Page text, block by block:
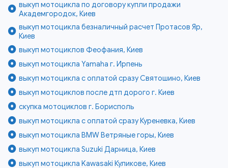
выкуп мотоцикла по договору купли продажи
Академгородок, Киев
выкуп мотоцикла безналичный расчет Протасов Яр,
Киев
выкуп мотоциклов Феофания, Киев
выкуп мотоцикла Yamaha г. Ирпень
выкуп мотоцикла с оплатой сразу Святошино, Киев
выкуп мотоциклов после дтп дорого г. Киев
скупка мотоциклов г. Борисполь
выкуп мотоцикла с оплатой сразу Куреневка, Киев
выкуп мотоцикла BMW Ветряные горы, Киев
выкуп мотоцикла Suzuki Дарница, Киев
выкуп мотоцикла Kawasaki Куликове, Киев